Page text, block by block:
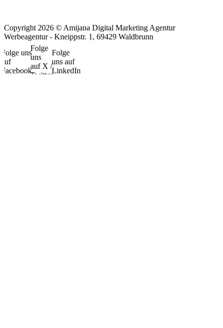
Copyright 2026 © Amijana Digital Marketing Agentur
Werbeagentur - Kneippstr. 1, 69429 Waldbrunn
Folge uns
auf
Facebook
Folge
uns
auf X /
Twitter
Folge
uns auf
LinkedIn